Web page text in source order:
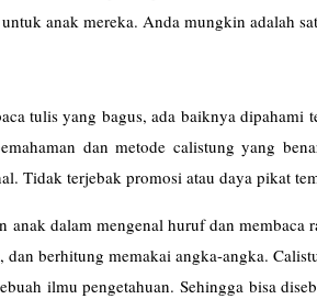
anak mereka. Anda mungkin adalah
tulis yang bagus, ada baiknya dipahami
dan metode calistung yang
Tidak terjebak promosi atau daya pikat
anak dalam mengenal huruf dan
berhitung memakai angka-angka.
ilmu pengetahuan. Sehingga bisa